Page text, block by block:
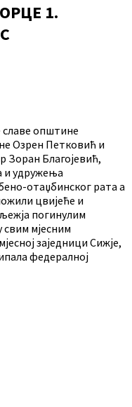
1.
општине
Озрен Петковић и
Зоран Благојевић,
и удружења
отаџбинског рата а
цвијеће и
погинулим
свим мјесним
заједници Сижје,
федералној